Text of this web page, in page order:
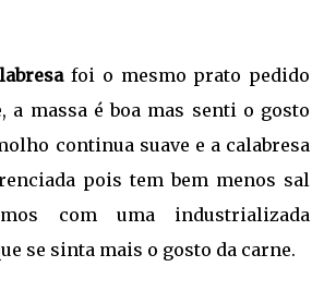
foi o mesmo prato pedido
a massa é boa mas senti o gosto
continua suave e a calabresa
pois tem bem menos sal
com uma industrializada
se sinta mais o gosto da carne.